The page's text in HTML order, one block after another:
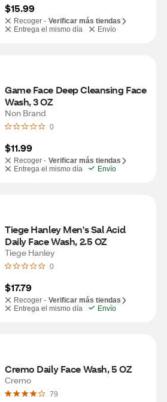
$15.99
Recoger - Verificar más tiendas
Entrega el mismo día
Envío
Game Face Deep Cleansing Face
Wash, 3 OZ
Non Brand
0
$11.99
Recoger - Verificar más tiendas
Entrega el mismo día
Envío
Tiege Hanley Men's Sal Acid
Daily Face Wash, 2.5 OZ
Tiege Hanley
0
$17.79
Recoger - Verificar más tiendas
Entrega el mismo día
Envío
Cremo Daily Face Wash, 5 OZ
Cremo
79